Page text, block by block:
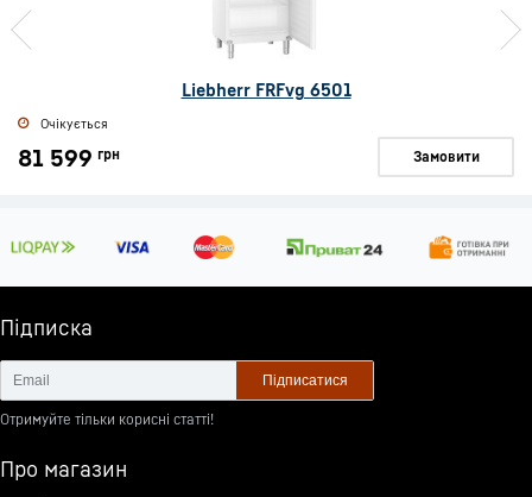
Liebherr FRFvg 6501
Очікується
81 599 грн Замовити
Підписка
Підписатися
Отримуйте тільки корисні статті!
Про магазин